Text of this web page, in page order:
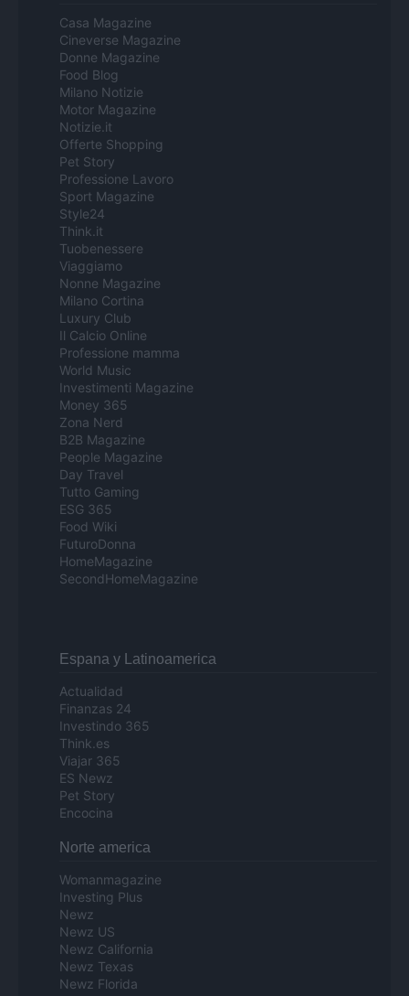
Casa Magazine
Cineverse Magazine
Donne Magazine
Food Blog
Milano Notizie
Motor Magazine
Notizie.it
Offerte Shopping
Pet Story
Professione Lavoro
Sport Magazine
Style24
Think.it
Tuobenessere
Viaggiamo
Nonne Magazine
Milano Cortina
Luxury Club
Il Calcio Online
Professione mamma
World Music
Investimenti Magazine
Money 365
Zona Nerd
B2B Magazine
People Magazine
Day Travel
Tutto Gaming
ESG 365
Food Wiki
FuturoDonna
HomeMagazine
SecondHomeMagazine
Espana y Latinoamerica
Actualidad
Finanzas 24
Investindo 365
Think.es
Viajar 365
ES Newz
Pet Story
Encocina
Norte america
Womanmagazine
Investing Plus
Newz
Newz US
Newz California
Newz Texas
Newz Florida